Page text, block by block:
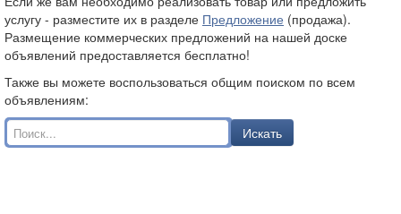
услугу - разместите их в разделе Предложение (продажа).
Размещение коммерческих предложений на нашей доске
объявлений предоставляется бесплатно!
Также вы можете воспользоваться общим поиском по всем
объявлениям:
Искать